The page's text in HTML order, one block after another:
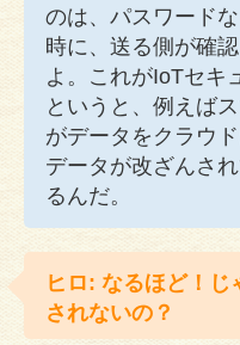
のは、パスワード
時に、送る側が確
よ。これがIoTセキ
というと、例えば
がデータをクラウ
データが改ざんさ
るんだ。
ヒロ: なるほど！
されないの？